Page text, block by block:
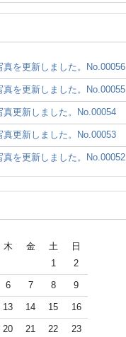
真を更新しました。No.00056
真を更新しました。No.00055
真更新しました。No.00054
真更新しました。No.00053
真を更新しました。No.00052
木 金 土
日
1
2
6 7 8 9
13 14 15 16
20 21 22 23